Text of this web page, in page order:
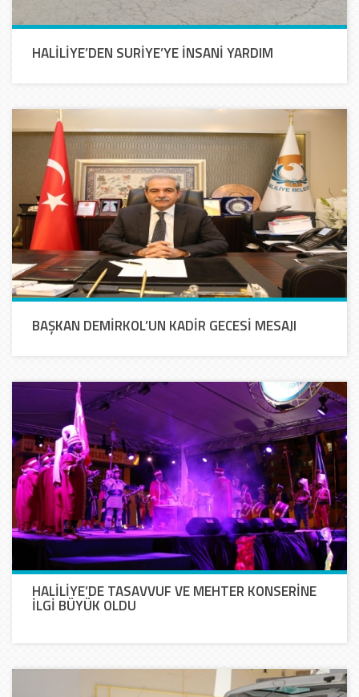
HALİLİYE’DEN SURİYE’YE İNSANİ YARDIM
BAŞKAN DEMİRKOL’UN KADİR GECESİ MESAJI
HALİLİYE’DE TASAVVUF VE MEHTER KONSERİNE
İLGİ BÜYÜK OLDU